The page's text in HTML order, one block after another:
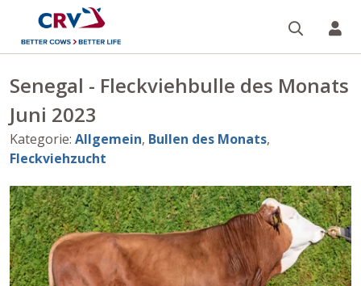
Senegal - Fleckviehbulle des Monats
Juni 2023
Kategorie: Allgemein, Bullen des Monats,
Fleckviehzucht